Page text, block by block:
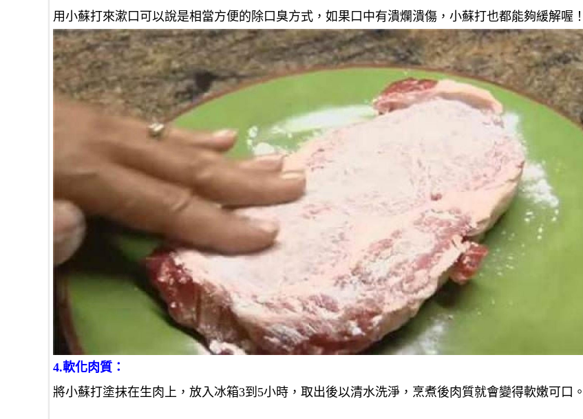
用小蘇打來漱口可以說是相當方便的除口臭方式，如果口中有潰爛潰傷，小蘇打也都能夠緩解喔！
4.軟化肉質：
將小蘇打塗抹在生肉上，放入冰箱3到5小時，取出後以清水洗淨，烹煮後肉質就會變得軟嫩可口。